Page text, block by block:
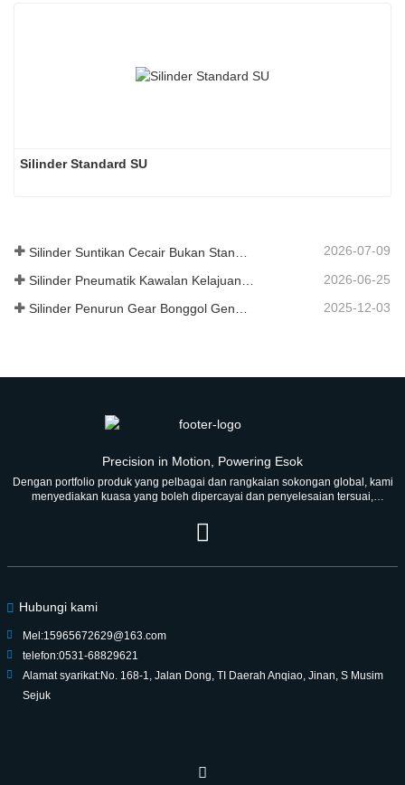
Silinder Standard SU
2026-07-09
2026-06-25
Silinder Penurun Gear Bonggol Generasi Baharu 2025-12-03
Precision in Motion, Powering Esok
Dengan portfolio produk yang pelbagai dan rangkaian sokongan global, kami
menyediakan kuasa yang boleh dipercayai dan penyelesaian tersuai,
Hubungi kami
Mel:15965672629@163.com
telefon:0531-68829621
Alamat syarikat:No. 168-1, Jalan Dong, TI Daerah Anqiao, Jinan, S Musim
Sejuk